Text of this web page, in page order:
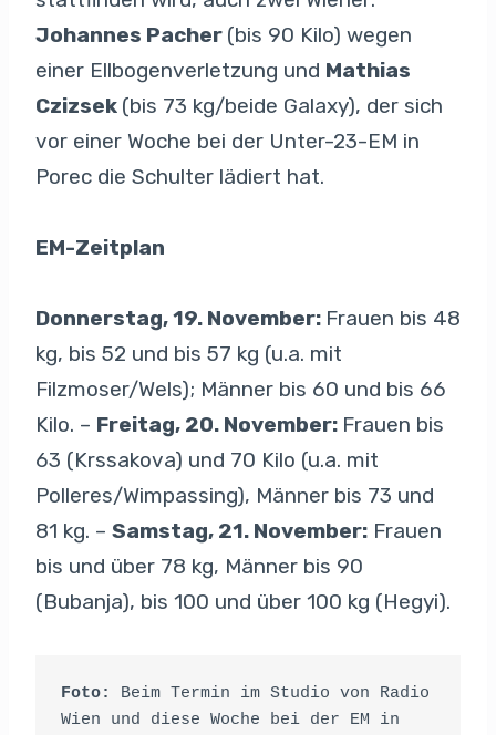
Johannes Pacher (bis 90 Kilo) wegen
einer Ellbogenverletzung und Mathias
Czizsek (bis 73 kg/beide Galaxy), der sich
vor einer Woche bei der Unter-23-EM in
Porec die Schulter lädiert hat.
EM-Zeitplan
Donnerstag, 19. November: Frauen bis 48
kg, bis 52 und bis 57 kg (u.a. mit
Filzmoser/Wels); Männer bis 60 und bis 66
Kilo. – Freitag, 20. November: Frauen bis
63 (Krssakova) und 70 Kilo (u.a. mit
Polleres/Wimpassing), Männer bis 73 und
81 kg. – Samstag, 21. November: Frauen
bis und über 78 kg, Männer bis 90
(Bubanja), bis 100 und über 100 kg (Hegyi).
Foto: Beim Termin im Studio von Radio
Wien und diese Woche bei der EM in